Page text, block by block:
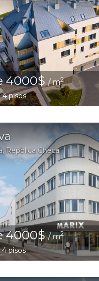
4000$ / m2
4 pisos
, Repblica Checa
4000$/ m2
4 pisos